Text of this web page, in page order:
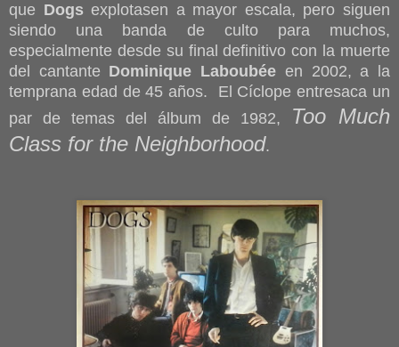
que Dogs explotasen a mayor escala, pero siguen
siendo una banda de culto para muchos,
especialmente desde su final definitivo con la muerte
del cantante Dominique Laboubée en 2002, a la
temprana edad de 45 años. El Cíclope entresaca un
par de temas del álbum de 1982, Too Much
Class for the Neighborhood.